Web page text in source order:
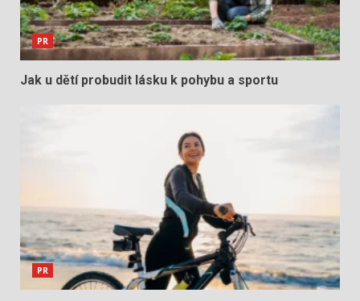
PR
Jak u dětí probudit lásku k pohybu a sportu
PR